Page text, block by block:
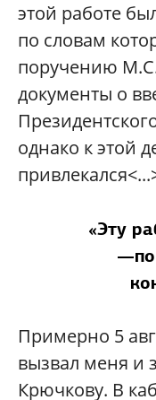
этой работе
по словам
поручению
документы о
однако к этой
«Эту
Примерно 5
вызвал меня и
Крючкову. В